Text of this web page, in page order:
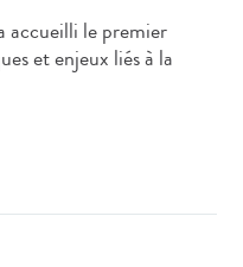
accueilli le premier
et enjeux liés à la